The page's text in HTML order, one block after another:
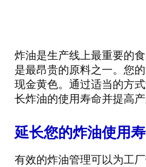
炸油是生产线上最重要的
是最昂贵的原料之一。您
现金黄色。通过适当的方
长炸油的使用寿命并提高产
延长您的炸油使用
有效的炸油管理可以为工